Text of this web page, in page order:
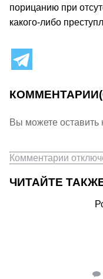
порицанию при
какого-либо
КОММЕНТАРИИ
Вы можете оставить
Комментарии
ЧИТАЙТЕ